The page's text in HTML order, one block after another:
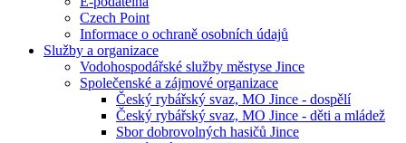
Czech Point
Informace o ochraně osobních údajů
Služby a organizace
Vodohospodářské služby městyse Jince
Společenské a zájmové organizace
Český rybářský svaz, MO Jince - dospělí
Český rybářský svaz, MO Jince - děti a mládež
Sbor dobrovolných hasičů Jince